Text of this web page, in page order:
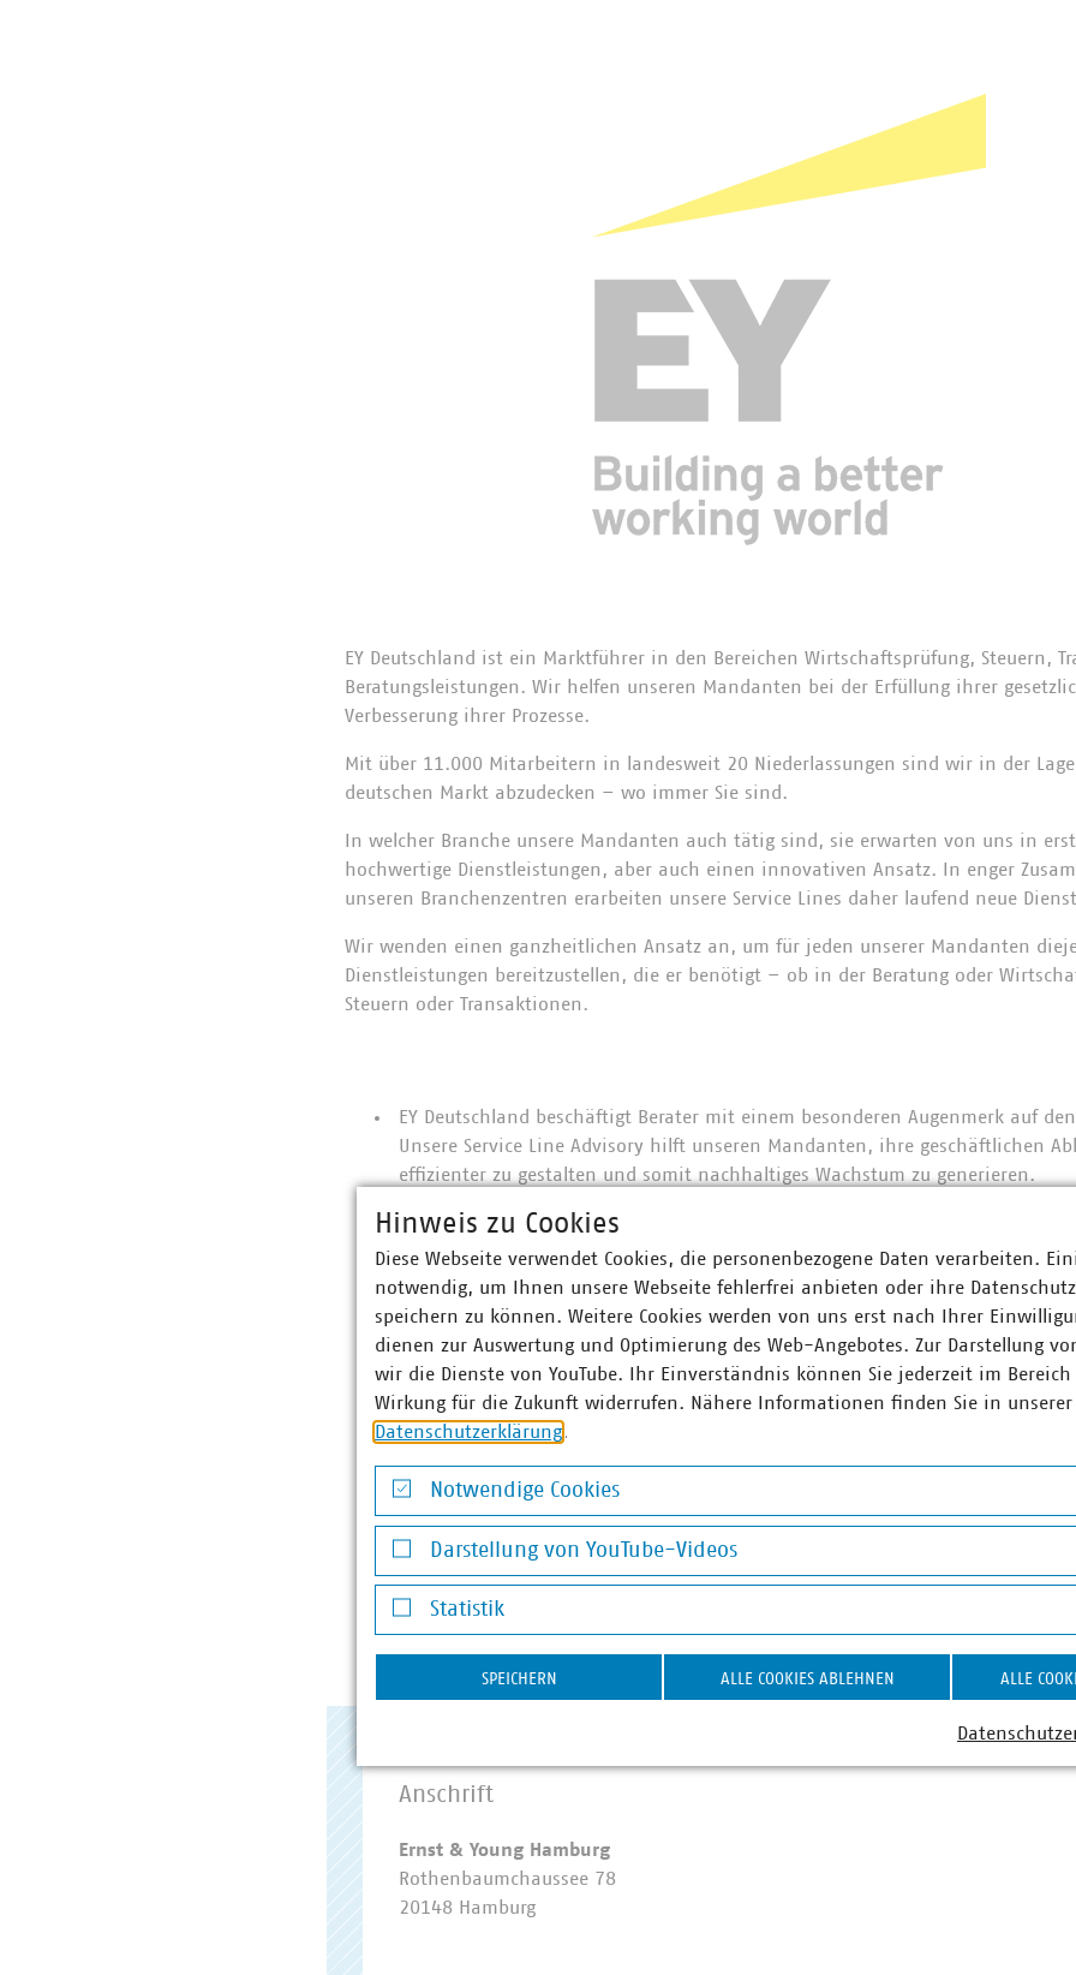
EY Deutschland ist ein Marktführer in den Bereichen Wirtschaftsprüfung, Steuern,
Beratungsleistungen. Wir helfen unseren Mandanten bei der Erfüllung ihrer
Verbesserung ihrer Prozesse.
Mit über 11.000 Mitarbeitern in landesweit 20 Niederlassungen sind wir in der
deutschen Markt abzudecken – wo immer Sie sind.
In welcher Branche unsere Mandanten auch tätig sind, sie erwarten von uns in
hochwertige Dienstleistungen, aber auch einen innovativen Ansatz. In enger
unseren Branchenzentren erarbeiten unsere Service Lines daher laufend neue
Wir wenden einen ganzheitlichen Ansatz an, um für jeden unserer Mandanten
Dienstleistungen bereitzustellen, die er benötigt – ob in der Beratung oder
Steuern oder Transaktionen.
EY Deutschland beschäftigt Berater mit einem besonderen Augenmerk auf
Unsere Service Line Advisory hilft unseren Mandanten, ihre geschäftlichen
effizienter zu gestalten und somit nachhaltiges Wachstum zu generieren.
Die Wirtschaftsprüfer von EY Deutschland sind aus erster Hand mit dem
Vorschriften vertraut, die unsere Mandanten erfüllen müssen. Unsere Priorität
Zahlen zu liefern, hilfreiche Anmerkungen abzugeben, Prüfungsausschüssen
aufzuzeigen und Aktionäre und andere Interessenvertreter auf dem
EYs Steuer- und Rechtsberatung in Deutschland hilft im Inland und
Unternehmen, sich steuerlich und rechtlich optimiert aufzustellen und
ergreifen. Ausgehend von unseren Steuerexperten bei EY Deutschland,
Belang sind.
Die Transaktionsberater von EY Deutschland helfen unseren Mandanten,
tätigen, die soziales und wirtschaftliches Kapital schaffen. Indem sie ihnen
Entscheidungen aufgrund einer besseren Informationslage zu treffen,
strategische Transaktionen und Kapitalanlagen in einem sich schnell
Anschrift
Ernst & Young Hamburg
Rothenbaumchaussee 78
20148 Hamburg
Hinweis zu Cookies
Diese Webseite verwendet Cookies, die personenbezogene Daten verarbeiten.
notwendig, um Ihnen unsere Webseite fehlerfrei anbieten oder ihre
speichern zu können. Weitere Cookies werden von uns erst nach Ihrer
dienen zur Auswertung und Optimierung des Web-Angebotes. Zur Darstellung
wir die Dienste von YouTube. Ihr Einverständnis können Sie jederzeit im
Wirkung für die Zukunft widerrufen. Nähere Informationen finden Sie in unserer
Datenschutzerklärung.
Notwendige Cookies
Notwendige Cookies
Darstellung von YouTube-Videos
Darstellung von YouTube-Videos
Statistik
Statistik
SPEICHERN ALLE COOKIES ABLEHNEN ALLE